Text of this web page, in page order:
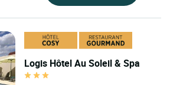
Logis Hôtel Au Soleil & Spa